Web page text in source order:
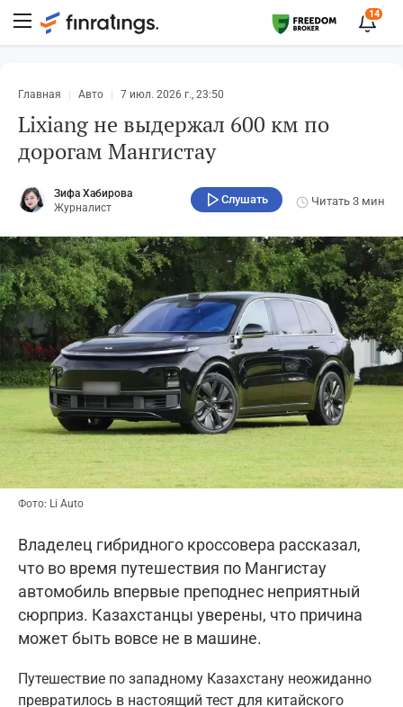
14
Главная Авто 7 июл. 2026 г., 23:50
Lixiang не выдержал 600 км по
дорогам Мангистау
Зифа Хабирова
Журналист
Слушать Читать 3 мин
Фото: Li Auto
Владелец гибридного кроссовера рассказал,
что во время путешествия по Мангистау
автомобиль впервые преподнес неприятный
сюрприз. Казахстанцы уверены, что причина
может быть вовсе не в машине.
Путешествие по западному Казахстану неожиданно
превратилось в настоящий тест для китайского